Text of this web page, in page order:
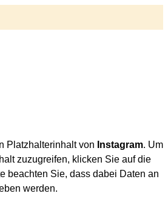
Platzhalterinhalt von Instagram. Um
zuzugreifen, klicken Sie auf die
beachten Sie, dass dabei Daten an
werden.